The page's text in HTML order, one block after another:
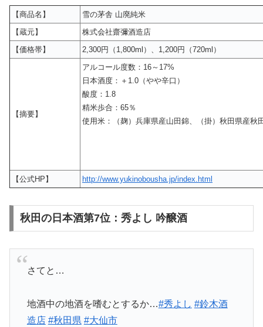
【商品名】
雪の茅舎 山廃純米
【蔵元】
株式会社齋彌酒造店
【価格帯】
2,300円（1,800ml）、1,200円（720ml）
【摘要】
アルコール度数：16～17%
日本酒度：＋1.0（やや辛口）
酸度：1.8
精米歩合：65％
使用米：（麹）兵庫県産山田錦、（掛）秋田県産秋
【公式HP】 http://www.yukinobousha.jp/index.html
秋田の日本酒第7位：秀よし 吟醸酒
さてと…
地酒中の地酒を嗜むとするか…#秀よし #鈴木酒
造店 #秋田県 #大仙市